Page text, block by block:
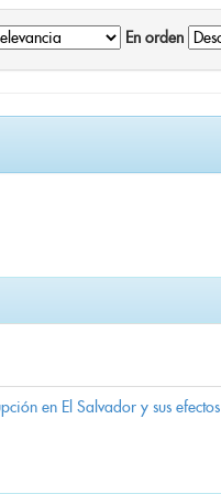
En orden
en El Salvador y sus efectos